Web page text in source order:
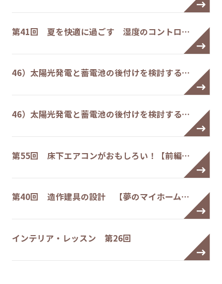
第41回 夏を快適に過ごす 湿度のコントロ…
46）太陽光発電と蓄電池の後付けを検討する…
46）太陽光発電と蓄電池の後付けを検討する…
第55回 床下エアコンがおもしろい！【前編…
第40回 造作建具の設計 【夢のマイホーム…
インテリア・レッスン 第26回